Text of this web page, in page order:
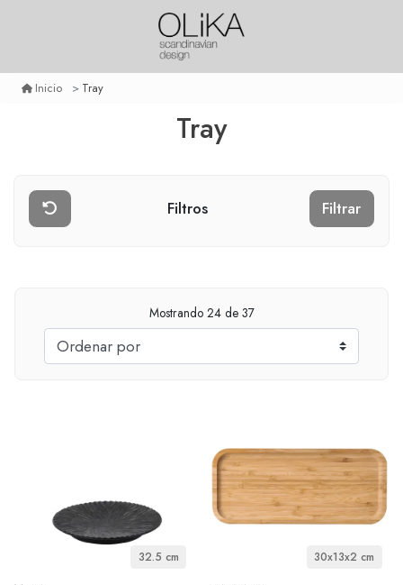
Inicio Tray
Tray
Filtros Filtrar
Mostrando 24de 37
32.5 cm 30x13x2 cm